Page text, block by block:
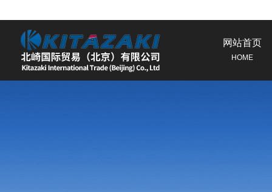
网站首页
HOME